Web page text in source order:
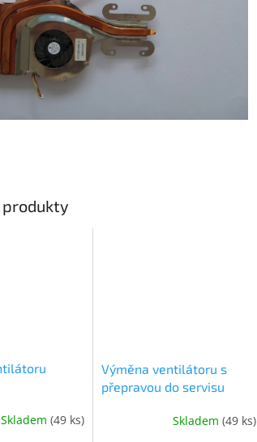
produkty
Skladem (49 ks)
Výměna ventilátoru s
přepravou do servisu
Skladem (49 ks)